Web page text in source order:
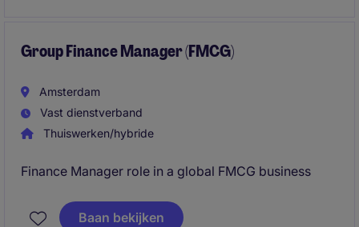
Group Finance Manager (FMCG)
Amsterdam
Vast dienstverband
Thuiswerken/hybride
Finance Manager role in a global FMCG business
Baan bekijken